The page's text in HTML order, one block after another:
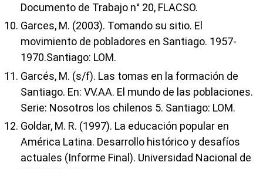
Documento de Trabajo n° 20, FLACSO.
Garces, M. (2003). Tomando su sitio. El
movimiento de pobladores en Santiago. 1957-
1970.Santiago: LOM.
Garcés, M. (s/f). Las tomas en la formación de
Santiago. En: VV.AA. El mundo de las poblaciones.
Serie: Nosotros los chilenos 5. Santiago: LOM.
Goldar, M. R. (1997). La educación popular en
América Latina. Desarrollo histórico y desafíos
actuales (Informe Final). Universidad Nacional de